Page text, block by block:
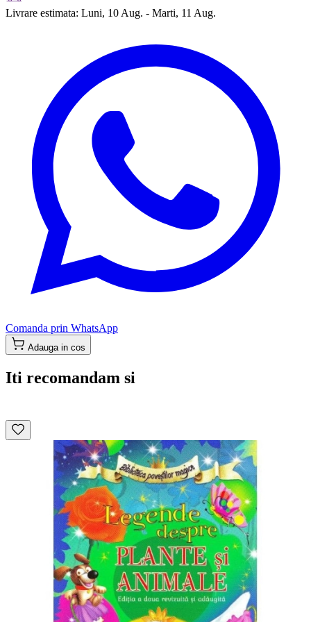
Livrare estimata: Luni, 10 Aug. - Marti, 11 Aug.
Comanda prin WhatsApp
Adauga in cos
Iti recomandam si